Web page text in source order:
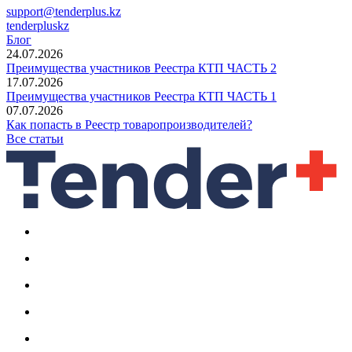
support@tenderplus.kz
tenderpluskz
Блог
24.07.2026
Преимущества участников Реестра КТП ЧАСТЬ 2
17.07.2026
Преимущества участников Реестра КТП ЧАСТЬ 1
07.07.2026
Как попасть в Реестр товаропроизводителей?
Все статьи